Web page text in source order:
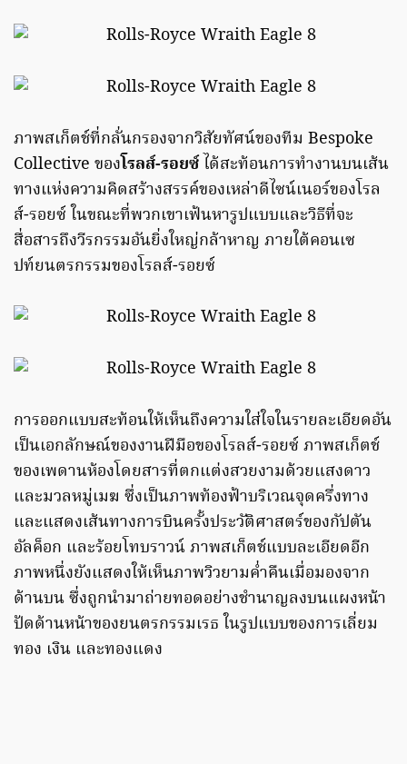
ภาพสเก็ตช์ที่กลั่นกรองจากวิสัยทัศน์ของทีม Bespoke
Collective ของโรลส์-รอยซ์ ได้สะท้อนการทำงานบนเส้น
ทางแห่งความคิดสร้างสรรค์ของเหล่าดีไซน์เนอร์ของโรล
ส์-รอยซ์ ในขณะที่พวกเขาเฟ้นหารูปแบบและวิธีที่จะ
สื่อสารถึงวีรกรรมอันยิ่งใหญ่กล้าหาญ ภายใต้คอนเซ
ปท์ยนตรกรรมของโรลส์-รอยซ์
การออกแบบสะท้อนให้เห็นถึงความใส่ใจในรายละเอียดอัน
เป็นเอกลักษณ์ของงานฝีมือของโรลส์-รอยซ์ ภาพสเก็ตช์
ของเพดานห้องโดยสารที่ตกแต่งสวยงามด้วยแสงดาว
และมวลหมู่เมฆ ซึ่งเป็นภาพท้องฟ้าบริเวณจุดครึ่งทาง
และแสดงเส้นทางการบินครั้งประวัติศาสตร์ของกัปตัน
อัลค็อก และร้อยโทบราวน์ ภาพสเก็ตช์แบบละเอียดอีก
ภาพหนึ่งยังแสดงให้เห็นภาพวิวยามค่ำคืนเมื่อมองจาก
ด้านบน ซึ่งถูกนำมาถ่ายทอดอย่างชำนาญลงบนแผงหน้า
ปัดด้านหน้าของยนตรกรรมเรธ ในรูปแบบของการเลี่ยม
ทอง เงิน และทองแดง